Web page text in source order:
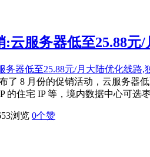
:云服务器低至25.88元
了 8 月份的促销活动，云服务器
的住宅 IP 等，境内数据中心可
浏览 0个赞